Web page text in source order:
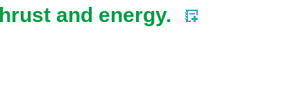
and energy.